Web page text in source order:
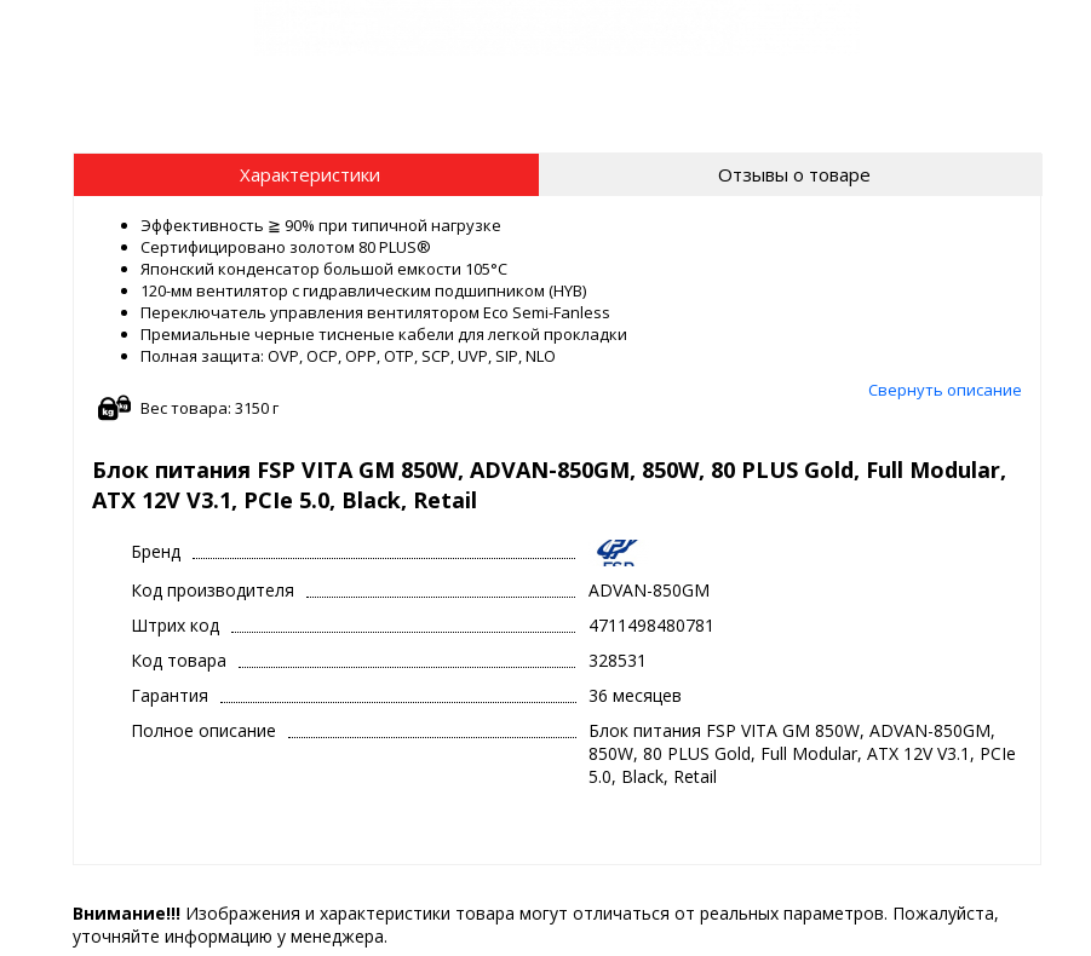
Характеристики Отзывы о товаре
Эффективность ≧ 90% при типичной нагрузке
Сертифицировано золотом 80 PLUS®
Японский конденсатор большой емкости 105°C
120-мм вентилятор с гидравлическим подшипником (HYB)
Переключатель управления вентилятором Eco Semi-Fanless
Премиальные черные тисненые кабели для легкой прокладки
Полная защита: OVP, OCP, OPP, OTP, SCP, UVP, SIP, NLO
Свернуть описание
Вес товара: 3150 г
Блок питания FSP VITA GM 850W, ADVAN-850GM, 850W, 80 PLUS Gold, Full Modular,
ATX 12V V3.1, PCIe 5.0, Black, Retail
Бренд
Код производителя
ADVAN-850GM
Штрих код
4711498480781
Код товара
328531
Гарантия
36 месяцев
Полное описание
Блок питания FSP VITA GM 850W, ADVAN-850GM,
850W, 80 PLUS Gold, Full Modular, ATX 12V V3.1, PCIe
5.0, Black, Retail
Внимание!!! Изображения и характеристики товара могут отличаться от реальных параметров. Пожалуйста,
уточняйте информацию у менеджера.